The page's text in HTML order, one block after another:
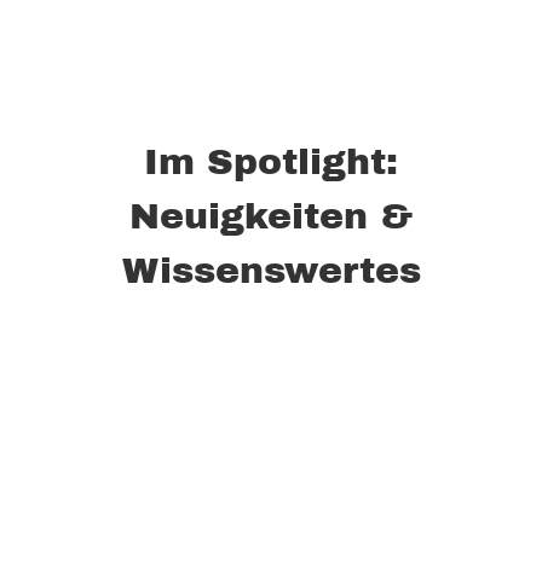
Im Spotlight:
Neuigkeiten &
Wissenswertes